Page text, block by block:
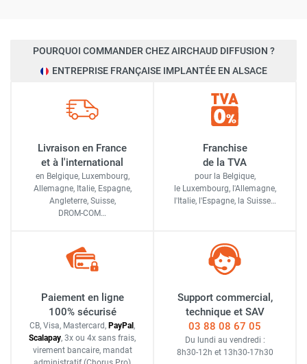
POURQUOI COMMANDER CHEZ AIRCHAUD DIFFUSION ?
ENTREPRISE FRANÇAISE IMPLANTÉE EN ALSACE
Livraison en France
et à l'international
en Belgique, Luxembourg,
Allemagne, Italie, Espagne,
Angleterre, Suisse,
DROM-COM…
Franchise
de la TVA
pour la Belgique,
le Luxembourg, l'Allemagne,
l'Italie, l'Espagne, la Suisse…
Paiement en ligne
100% sécurisé
CB, Visa, Mastercard, PayPal ,
Scalapay, 3x ou 4x sans frais,
virement bancaire, mandat
Support commercial,
technique et SAV
03 88 08 67 05
Du lundi au vendredi :
8h30-12h et 13h30-17h30